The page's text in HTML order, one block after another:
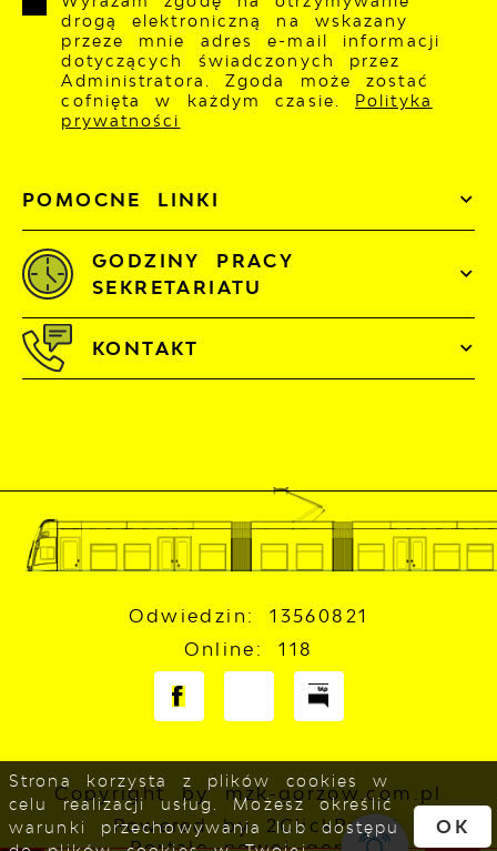
POMOCNE LINKI
drogą elektroniczną na wskazany
przeze mnie adres e-mail informacji
dotyczących świadczonych przez
Administratora. Zgoda może zostać
cofnięta w każdym czasie. Polityka
prywatności
GODZINY PRACY
SEKRETARIATU
KONTAKT
Odwiedzin: 13560821
Online: 118
Copyright by mzk-gorzow.com.pl
Powered by 2ClickPortal
Strona korzysta z plików cookies w
celu realizacji usług. Możesz określić
warunki przechowywania lub dostępu
OK